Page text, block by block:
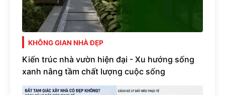
KHÔNG GIAN NHÀ ĐẸP
Kiến trúc nhà vườn hiện đại - Xu hướng sống
xanh nâng tầm chất lượng cuộc sống